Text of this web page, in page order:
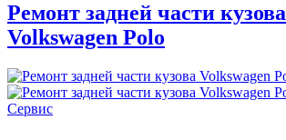
Ремонт задней части кузова
Volkswagen Polo